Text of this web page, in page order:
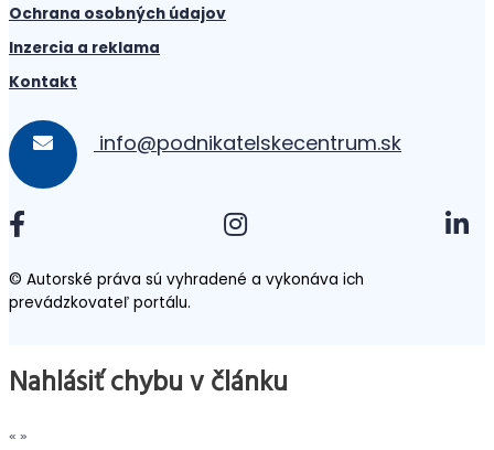
Ochrana osobných údajov
Inzercia a reklama
Kontakt
info@podnikatelskecentrum.sk
© Autorské práva sú vyhradené a vykonáva ich
prevádzkovateľ portálu.
Nahlásiť chybu v článku
«»